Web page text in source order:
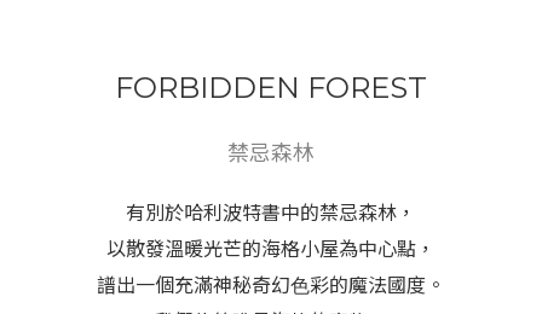
FORBIDDEN FOREST
禁忌森林
有別於哈利波特書中的禁忌森林，
以散發溫暖光芒的海格小屋為中心點，
譜出⼀個充滿神秘奇幻⾊彩的魔法國度。